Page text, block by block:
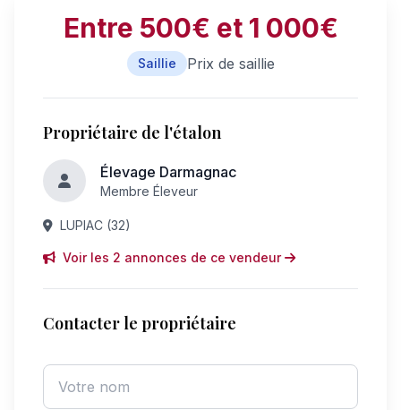
Entre 500€ et 1 000€
Saillie Prix de saillie
Propriétaire de l'étalon
Élevage Darmagnac
Membre Éleveur
LUPIAC (32)
Voir les 2 annonces de ce vendeur
Contacter le propriétaire